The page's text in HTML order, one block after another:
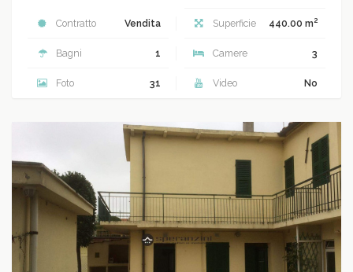
Contratto Vendita Superficie 440.00 m2
Bagni 1 Camere 3
Foto 31 Video No